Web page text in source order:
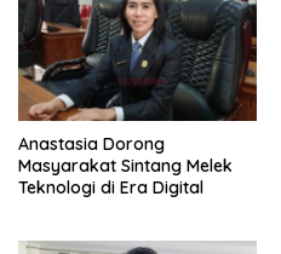
Anastasia Dorong
Masyarakat Sintang Melek
Teknologi di Era Digital